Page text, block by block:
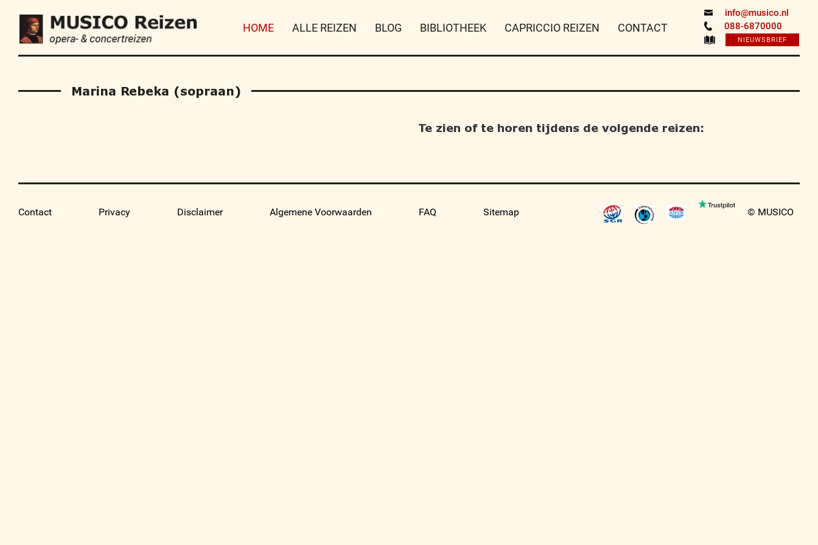
info@musico.nl
088-6870000
NIEUWSBRIEF
HOME ALLE REIZEN BLOG BIBLIOTHEEK CAPRICCIO REIZEN CONTACT
Marina Rebeka (sopraan)
Te zien of te horen tijdens de volgende reizen:
Contact Privacy Disclaimer Algemene Voorwaarden FAQ Sitemap © MUSICO